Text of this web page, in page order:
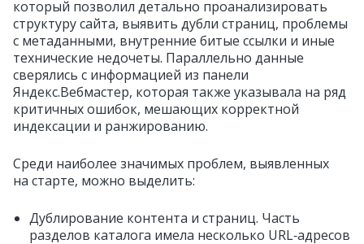
который позволил детально проанализировать
структуру сайта, выявить дубли страниц, проблемы
с метаданными, внутренние битые ссылки и иные
технические недочеты. Параллельно данные
сверялись с информацией из панели
Яндекс.Вебмастер, которая также указывала на ряд
критичных ошибок, мешающих корректной
индексации и ранжированию.
Среди наиболее значимых проблем, выявленных
на старте, можно выделить:
Дублирование контента и страниц. Часть
разделов каталога имела несколько URL‑адресов